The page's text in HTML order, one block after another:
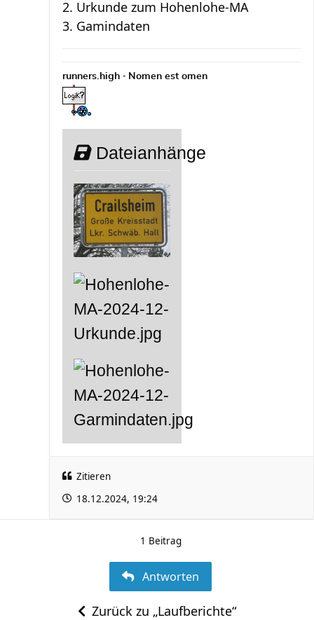
2. Urkunde zum Hohenlohe-MA
3. Gamindaten
runners.high - Nomen est omen
Dateianhänge
Zitieren
18.12.2024, 19:24
1 Beitrag
Antworten
Zurück zu „Laufberichte“